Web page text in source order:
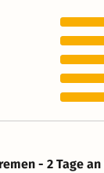
- 2 Tage